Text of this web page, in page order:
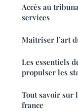
Accès au
services
Maitriser l’art
Les essentiels
propulser les
Tout savoir sur
france